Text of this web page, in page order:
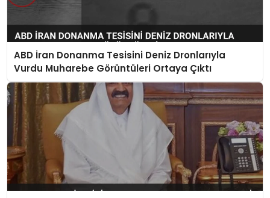
ABD İran Donanma Tesisini Deniz Dronlarıyla
Vurdu Muharebe Görüntüleri Ortaya Çıktı